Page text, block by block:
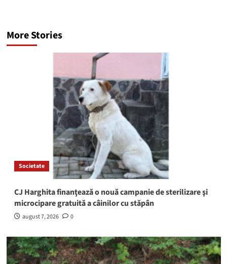
More Stories
Societate
CJ Harghita finanţează o nouă campanie de sterilizare şi
microcipare gratuită a câinilor cu stăpân
august 7, 2026 0